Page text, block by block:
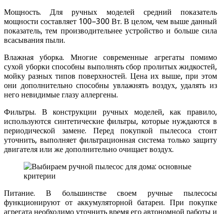
Мощность. Для ручных моделей средний показатель
мощности составляет 100–300 Вт. В целом, чем выше данный
показатель, тем производительнее устройство и больше сила
всасывания пыли.
Влажная уборка. Многие современные агрегаты помимо
сухой уборки способны выполнять сбор пролитых жидкостей,
мойку разных типов поверхностей. Цена их выше, при этом
они дополнительно способны увлажнять воздух, удалять из
него невидимые глазу аллергены.
Фильтры. В конструкции ручных моделей, как правило,
используются синтетические фильтры, которые нуждаются в
периодической замене. Перед покупкой пылесоса стоит
уточнить, выполняет фильтрационная система только защиту
двигателя или же дополнительно очищает воздух.
Питание. В большинстве своем ручные пылесосы
функционируют от аккумуляторной батареи. При покупке
агрегата необходимо уточнить время его автономной работы и